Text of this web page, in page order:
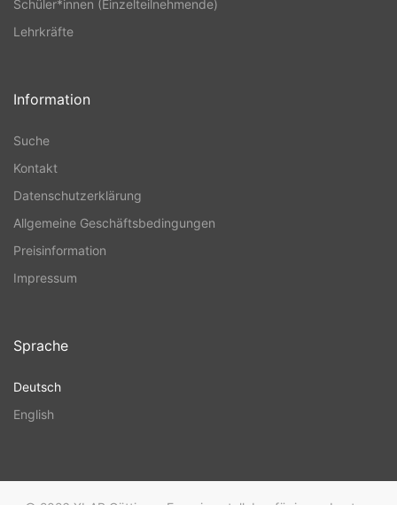
Schüler*innen (Einzelteilnehmende)
Lehrkräfte
Information
Suche
Kontakt
Datenschutzerklärung
Allgemeine Geschäftsbedingungen
Preisinformation
Impressum
Sprache
Deutsch
English